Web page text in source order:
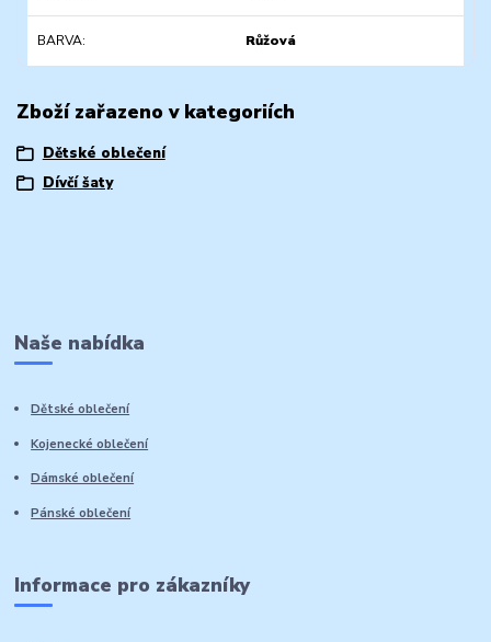
BARVA Růžová
Zboží zařazeno v kategoriích
Dětské oblečení
Dívčí šaty
Naše nabídka
Dětské oblečení
Kojenecké oblečení
Dámské oblečení
Pánské oblečení
Informace pro zákazníky